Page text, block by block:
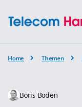
Home Themen
Boris Boden